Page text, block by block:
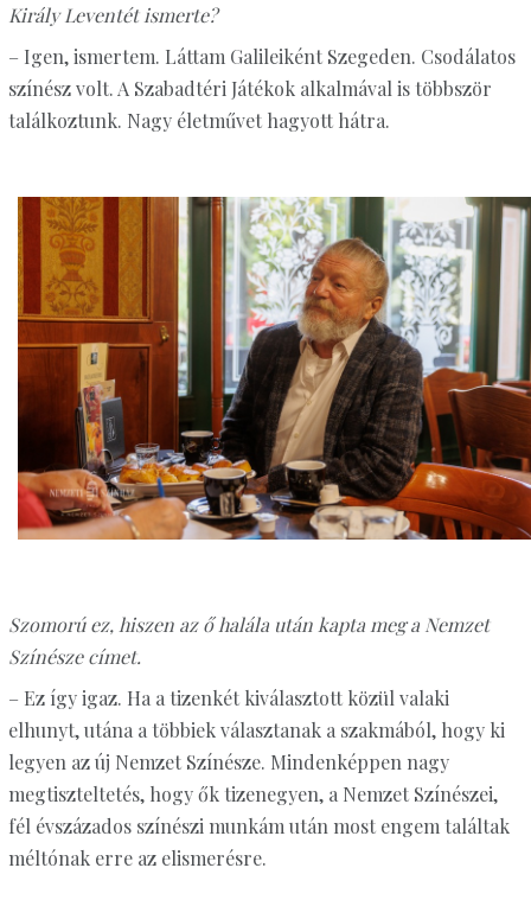
Király Leventét ismerte?
– Igen, ismertem. Láttam Galileiként Szegeden. Csodálatos
színész volt. A Szabadtéri Játékok alkalmával is többször
találkoztunk. Nagy életművet hagyott hátra.
Szomorú ez, hiszen az ő halála után kapta meg a Nemzet
Színésze címet.
– Ez így igaz. Ha a tizenkét kiválasztott közül valaki
elhunyt, utána a többiek választanak a szakmából, hogy ki
legyen az új Nemzet Színésze. Mindenképpen nagy
megtiszteltetés, hogy ők tizenegyen, a Nemzet Színészei,
fél évszázados színészi munkám után most engem találtak
méltónak erre az elismerésre.